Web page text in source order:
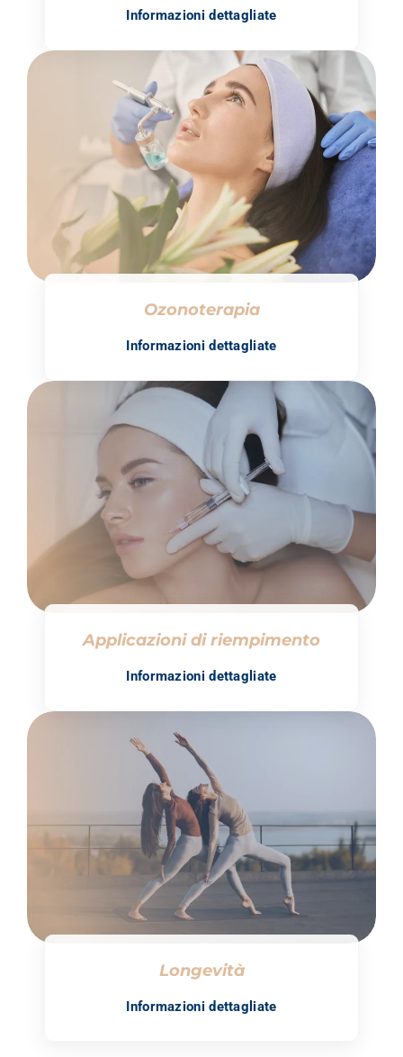
Informazioni dettagliate
Ozonoterapia
Informazioni dettagliate
Applicazioni di riempimento
Informazioni dettagliate
Longevità
Informazioni dettagliate